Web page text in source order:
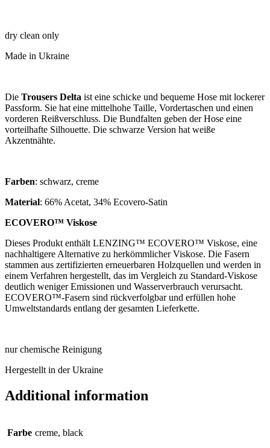
dry clean only
Made in Ukraine
Die Trousers Delta ist eine schicke und bequeme Hose mit locker­er
Pass­form. Sie hat eine mit­tel­hohe Taille, Vorder­taschen und ein­en
vorder­en Reißver­schluss. Die Bund­fal­ten geben der Hose eine
vorteil­hafte Sil­hou­ette. Die schwar­ze Ver­sion hat weiße
Akzentnähte.
Farben: schwarz, creme
Mater­i­al: 66% Acet­at, 34% Ecovero-Satin
ECO­VERO™ Viskose
Dieses Produkt enthält LEN­Z­ING™ ECO­VERO™ Viskose, eine
nach­haltigere Altern­at­ive zu herkömm­lich­er Viskose. Die Fasern
stam­men aus zer­ti­fiz­ier­ten erneuerbar­en Holzquel­len und wer­den in
einem Ver­fahren herges­tellt, das im Ver­gleich zu Stand­ard-Viskose
deut­lich weni­ger Emis­sion­en und Wasser­ver­brauch ver­ursacht.
ECOVERO™-Fasern sind rück­ver­fol­gbar und erfül­len hohe
Umwelt­stand­ards entlang der ges­amten Lieferkette.
nur chemische Reinigung
Herges­tellt in der Ukraine
Additional information
Farbe creme, black